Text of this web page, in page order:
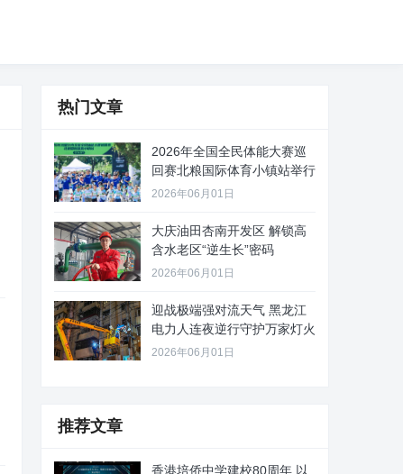
热门文章
2026年全国全民体能大赛巡
回赛北粮国际体育小镇站举行
2026年06月01日
大庆油田杏南开发区 解锁高
含水老区“逆生长”密码
2026年06月01日
迎战极端强对流天气 黑龙江
电力人连夜逆行守护万家灯火
2026年06月01日
推荐文章
香港培侨中学建校80周年 以